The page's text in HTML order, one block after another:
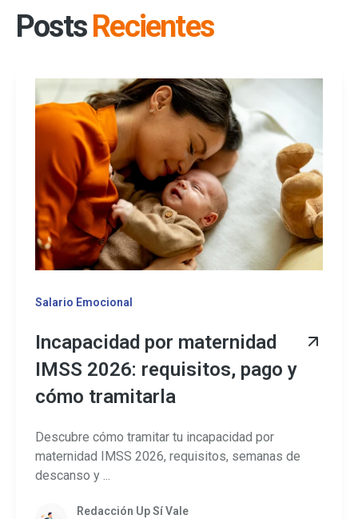
PostsRecientes
Salario Emocional
Incapacidad por maternidad
IMSS 2026: requisitos, pago y
cómo tramitarla
Descubre cómo tramitar tu incapacidad por
maternidad IMSS 2026, requisitos, semanas de
descanso y ...
Redacción Up Sí Vale